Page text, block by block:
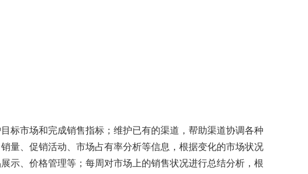
标市场和完成销售指标；维护已有的渠道，帮助渠道协调各种
量、促销活动、市场占有率分析等信息，根据变化的市场状况
示、价格管理等；每周对市场上的销售状况进行总结分析，根